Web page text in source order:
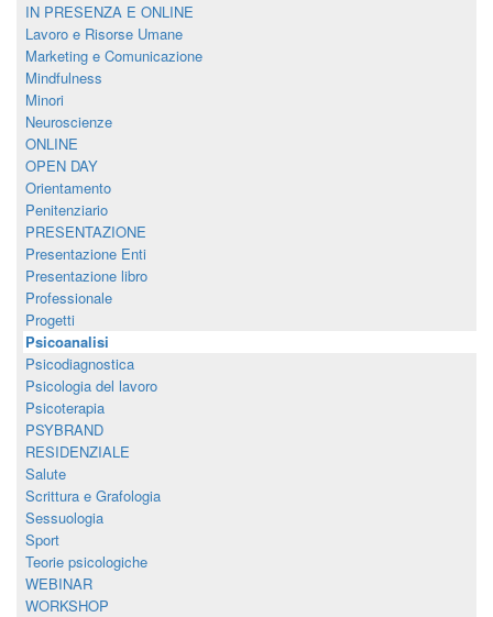
IN PRESENZA E ONLINE
Lavoro e Risorse Umane
Marketing e Comunicazione
Mindfulness
Minori
Neuroscienze
ONLINE
OPEN DAY
Orientamento
Penitenziario
PRESENTAZIONE
Presentazione Enti
Presentazione libro
Professionale
Progetti
Psicoanalisi
Psicodiagnostica
Psicologia del lavoro
Psicoterapia
PSYBRAND
RESIDENZIALE
Salute
Scrittura e Grafologia
Sessuologia
Sport
Teorie psicologiche
WEBINAR
WORKSHOP